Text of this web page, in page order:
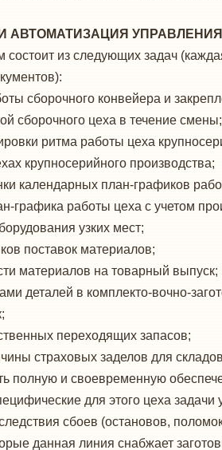
АВТОМАТИЗАЦИЯ
из следующих задач
сборочного конвейе­ра и
сборочного цеха в те­чение смены;
ритма работы цеха
крупносерий­ного производства;
календарных план-графиков
графика работы цеха с учетом
узких мест;
поставок материалов;
материалов на товар­ный выпуск;
деталей в комплекто-вочно-
переходящих за­пасов;
страховых заделов для
полную и своевремен­ную
для этого цеха
сбоев (остановов,
данная линия снабжает